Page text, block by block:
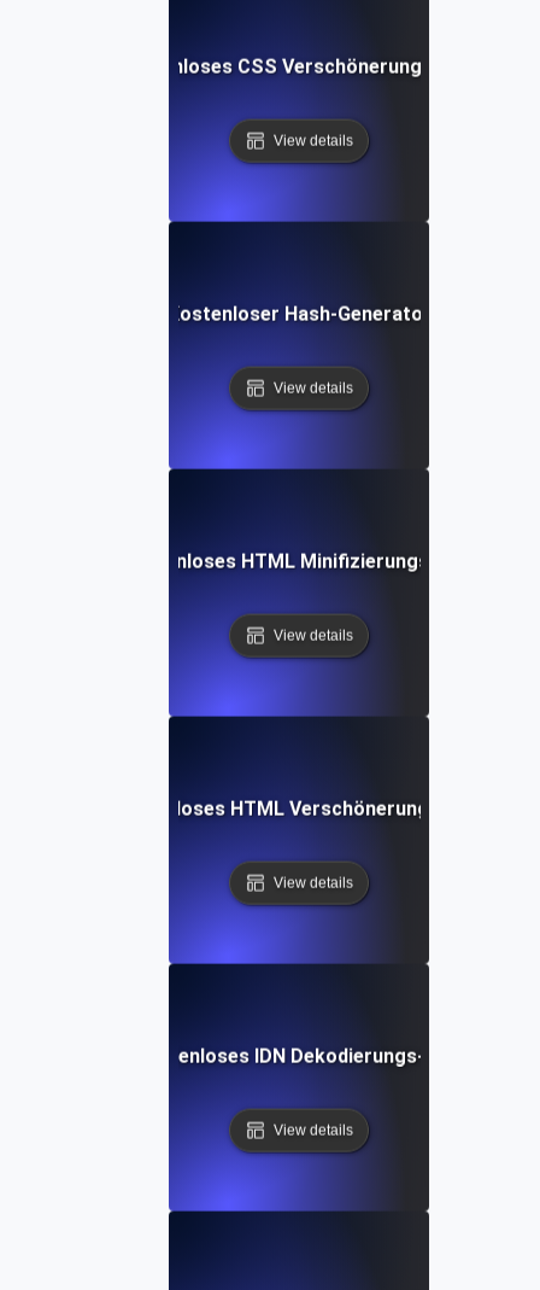
Kostenloses CSS Verschönerungs-Tool
View details
Kostenloser Hash-Generator
View details
Kostenloses HTML Minifizierungs-Tool
View details
Kostenloses HTML Verschönerungs-Tool
View details
Kostenloses IDN Dekodierungs-Tool
View details